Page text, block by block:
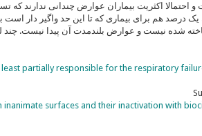
احتمالا اکثریت بیماران عوارض چندانی ندارند
درصد هم برای بیماری که تا این حد واگیر دار
شده نیست و عوارض بلندمدت آن پیدا نیست. چند
partially responsible for the respiratory
inanimate surfaces and their inactivation with